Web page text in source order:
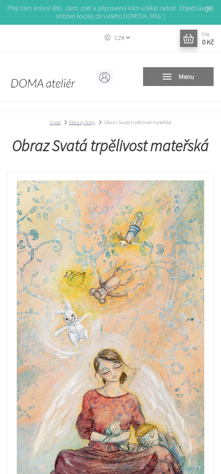
Přeji Vám krásné léto. Jsem zpět a připravena Vám udělat radost. Objednávejte
srdcové kousky do vašeho DOMOVA. Míla :)
Menu
CZK
0 ks
0 Kč
Úvod Obrazy tisky Obraz Svatá trpělivost mateřská
Obraz Svatá trpělivost mateřská